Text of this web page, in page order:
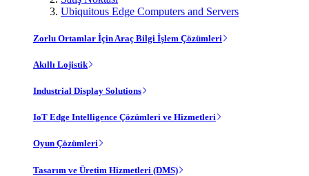
Ubiquitous Edge Computers and Servers
Zorlu Ortamlar İçin Araç Bilgi İşlem Çözümleri
Akıllı Lojistik
Industrial Display Solutions
IoT Edge Intelligence Çözümleri ve Hizmetleri
Oyun Çözümleri
Tasarım ve Üretim Hizmetleri (DMS)